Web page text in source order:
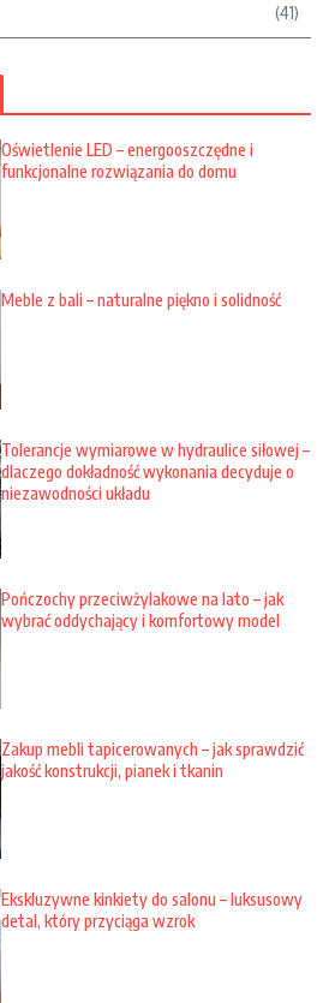
(41)
Oświetlenie LED – energooszczędne i
funkcjonalne rozwiązania do domu
Meble z bali – naturalne piękno i solidność
Tolerancje wymiarowe w hydraulice siłowej –
dlaczego dokładność wykonania decyduje o
niezawodności układu
Pończochy przeciwżylakowe na lato – jak
wybrać oddychający i komfortowy model
Zakup mebli tapicerowanych – jak sprawdzić
jakość konstrukcji, pianek i tkanin
Ekskluzywne kinkiety do salonu – luksusowy
detal, który przyciąga wzrok